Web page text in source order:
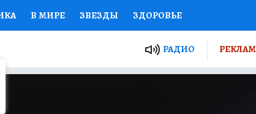
В МИРЕ ЗВЕЗДЫ ЗДОРОВЬЕ
НАЦИОНАЛЬНЫЕ ПРОЕКТЫ РОССИИ
СЕМЬЯ ЖЕНСКИЕ СЕКРЕТЫ ПУТЕВОДИТЕЛЬ
РАДИО